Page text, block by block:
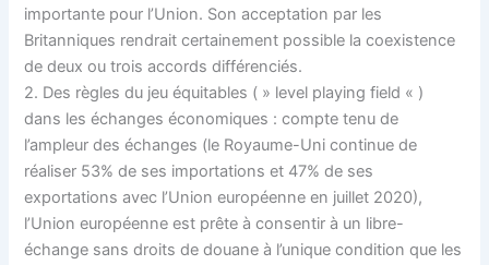
importante pour l’Union. Son acceptation par les
Britanniques rendrait certainement possible la coexistence
de deux ou trois accords différenciés.
2. Des règles du jeu équitables ( » level playing field « )
dans les échanges économiques : compte tenu de
l’ampleur des échanges (le Royaume-Uni continue de
réaliser 53% de ses importations et 47% de ses
exportations avec l’Union européenne en juillet 2020),
l’Union européenne est prête à consentir à un libre-
échange sans droits de douane à l’unique condition que les